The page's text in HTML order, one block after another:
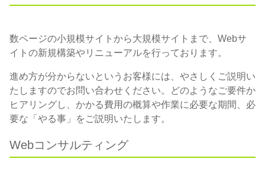
数ページの小規模サイトから大規模サイトまで、Webサ
イトの新規構築やリニューアルを行っております。
進め方が分からないというお客様には、やさしくご説明い
たしますのでお問い合わせください。どのようなご要件か
ヒアリングし、かかる費用の概算や作業に必要な期間、必
要な「やる事」をご説明いたします。
Webコンサルティング